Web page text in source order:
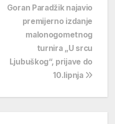
Goran Paradžik najavio
premijerno izdanje
malonogometnog
turnira „U srcu
Ljubuškog“, prijave do
10.lipnja